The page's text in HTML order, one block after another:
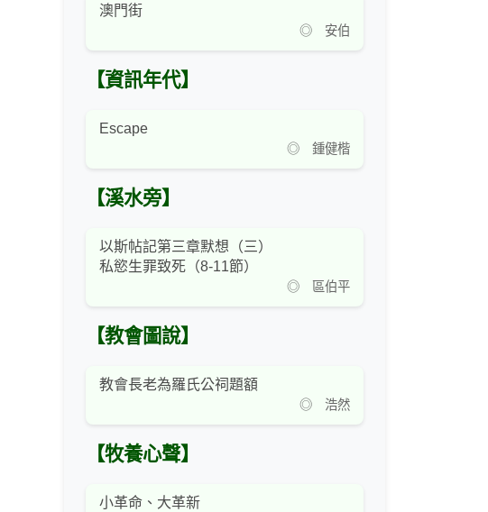
澳門街
◎ 安伯
【資訊年代】
Escape
◎ 鍾健楷
【溪水旁】
以斯帖記第三章默想（三）
私慾生罪致死（8-11節）
◎ 區伯平
【教會圖說】
教會長老為羅氏公祠題額
◎ 浩然
【牧養心聲】
小革命、大革新